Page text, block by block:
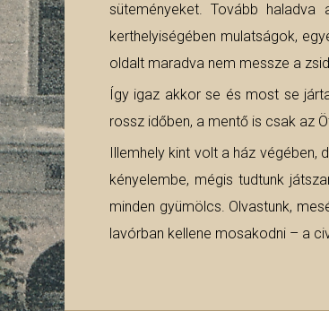
süteményeket. Tovább
kerthelyiségében mulatságok,
oldalt maradva nem messze a
Így igaz akkor se és most se
rossz időben, a mentő is csak az
Illemhely kint volt a ház végében,
kényelembe, mégis tudtunk
minden gyümölcs. Olvastunk,
lavórban kellene mosakodni – a